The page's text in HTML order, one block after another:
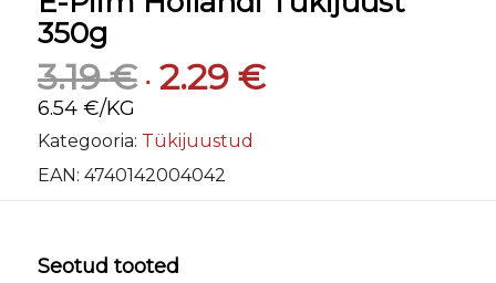
350g
3.19€ Algne
hind
oli:
3.19 €.
2.29 €Praegune
hind
6.54 €/KG
Kategooria: Tükijuustud
EAN: 4740142004042
Seotud tooted